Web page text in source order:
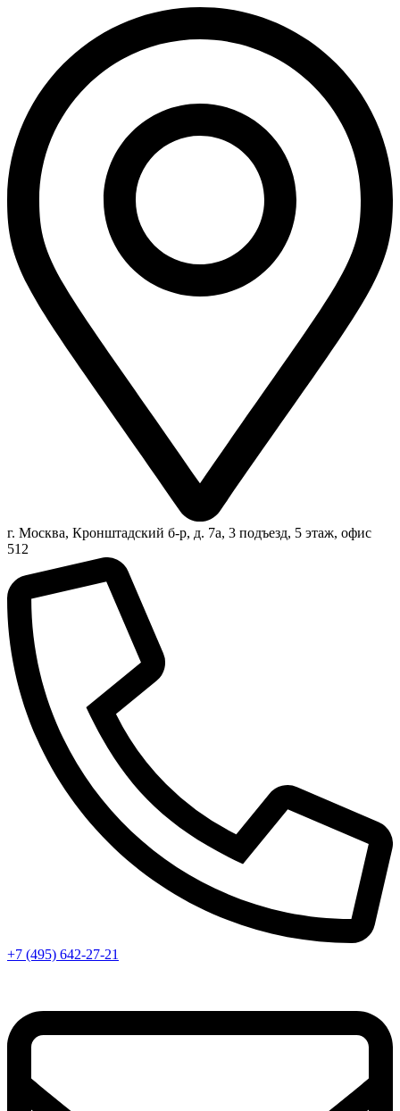
г. Москва, Кронштадский б-р, д. 7а, 3 подъезд, 5 этаж, офис
512
+7 (495) 642-27-21